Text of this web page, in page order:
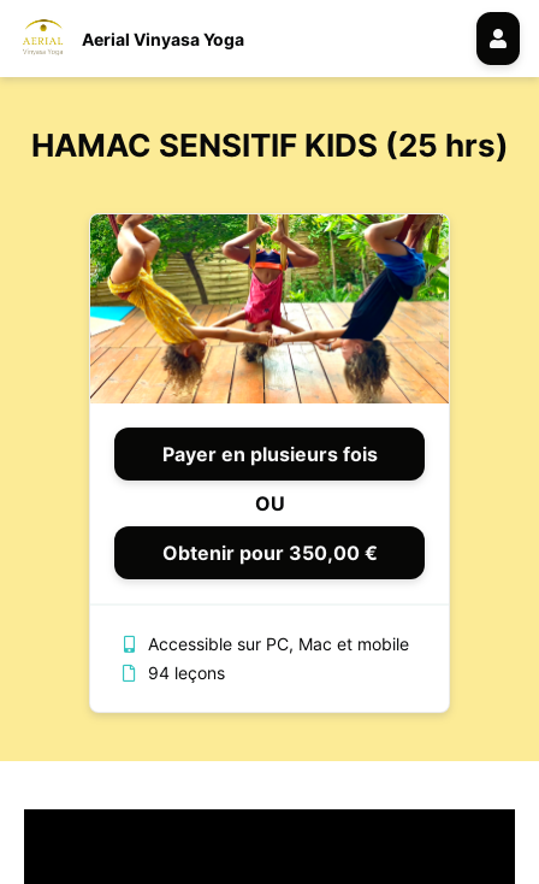
Aerial Vinyasa Yoga
HAMAC SENSITIF KIDS (25 hrs)
Payer en plusieurs fois
OU
Obtenir pour 350,00 €
Accessible sur PC, Mac et mobile
94 leçons